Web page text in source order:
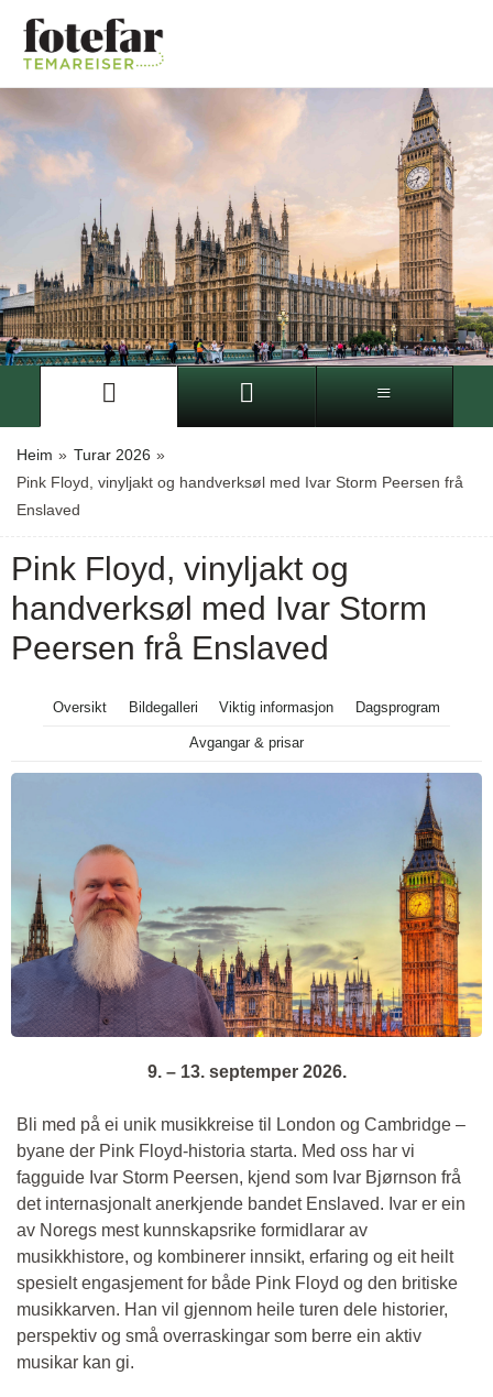
Heim » Turar 2026 »
Pink Floyd, vinyljakt og handverksøl med Ivar Storm Peersen frå
Enslaved
Pink Floyd, vinyljakt og
handverksøl med Ivar Storm
Peersen frå Enslaved
Oversikt Bildegalleri Viktig informasjon Dagsprogram
Avgangar & prisar
9. – 13. septemper 2026.
Bli med på ei unik musikkreise til London og Cambridge –
byane der Pink Floyd‑historia starta. Med oss har vi
fagguide Ivar Storm Peersen, kjend som Ivar Bjørnson frå
det internasjonalt anerkjende bandet Enslaved. Ivar er ein
av Noregs mest kunnskapsrike formidlarar av
musikkhistore, og kombinerer innsikt, erfaring og eit heilt
spesielt engasjement for både Pink Floyd og den britiske
musikkarven. Han vil gjennom heile turen dele historier,
perspektiv og små overraskingar som berre ein aktiv
musikar kan gi.